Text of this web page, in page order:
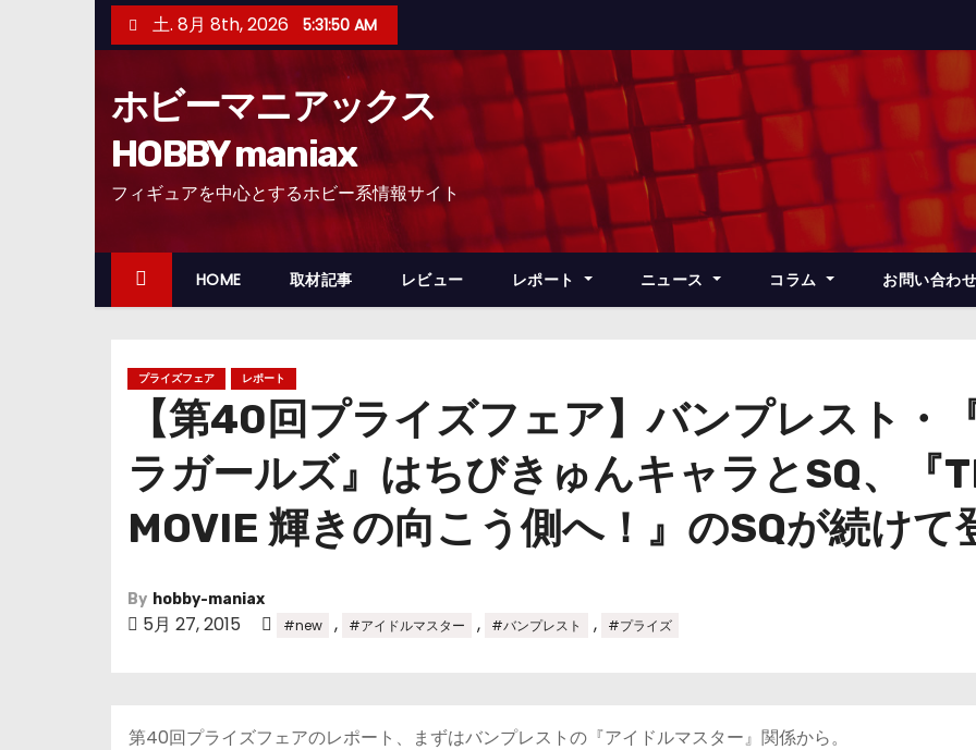
ン
ッ
土. 8月 8th, 2026 5:31:51 AM
ホビーマニアックス
HOBBY maniax
フィギュアを中心とするホビー系情報サイト
HOME 取材記事 レビュー レポート ニュース コラム お問い合わ
プライズフェア レポート
【第40回プライズフェア】バンプレスト・
ラガールズ』はちびきゅんキャラとSQ、『
MOVIE 輝きの向こう側へ！』のSQが続けて
By hobby-maniax
5月 27, 2015 #new , #アイドルマスター , #バンプレスト , #プライズ
第40回プライズフェアのレポート、まずはバンプレストの『アイドルマスター』関係から。